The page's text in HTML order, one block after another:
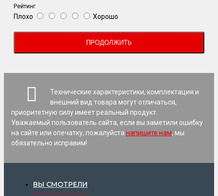
Рейтинг
Плохо Хорошо
ПРОДОЛЖИТЬ
Технические характеристики, комплектация и
внешний вид товара могут отличаться,
приоритетную силу имеет реальный продукт.
Уважаемый пользователь сайта, если вы заметили ошибку
на сайте или опечатку, пожалуйста напишите нам, мы
обязательно исправим!
ВЫ СМОТРЕЛИ